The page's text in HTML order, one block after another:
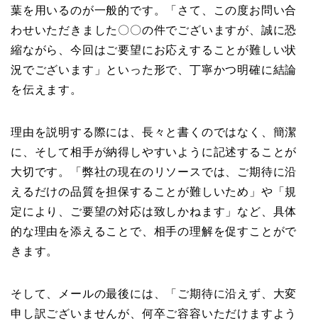
葉を用いるのが一般的です。「さて、この度お問い合
わせいただきました〇〇の件でございますが、誠に恐
縮ながら、今回はご要望にお応えすることが難しい状
況でございます」といった形で、丁寧かつ明確に結論
を伝えます。
理由を説明する際には、長々と書くのではなく、簡潔
に、そして相手が納得しやすいように記述することが
大切です。「弊社の現在のリソースでは、ご期待に沿
えるだけの品質を担保することが難しいため」や「規
定により、ご要望の対応は致しかねます」など、具体
的な理由を添えることで、相手の理解を促すことがで
きます。
そして、メールの最後には、「ご期待に沿えず、大変
申し訳ございませんが、何卒ご容容いただけますよう